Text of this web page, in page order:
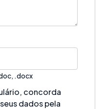
.docx
concorda
dados pela